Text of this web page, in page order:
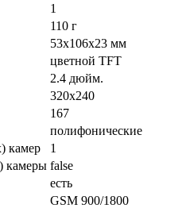
1
110 г
53x106x23 мм
цветной TFT
2.4 дюйм.
320x240
167
полифонические
камер
1
камеры false
есть
GSM 900/1800